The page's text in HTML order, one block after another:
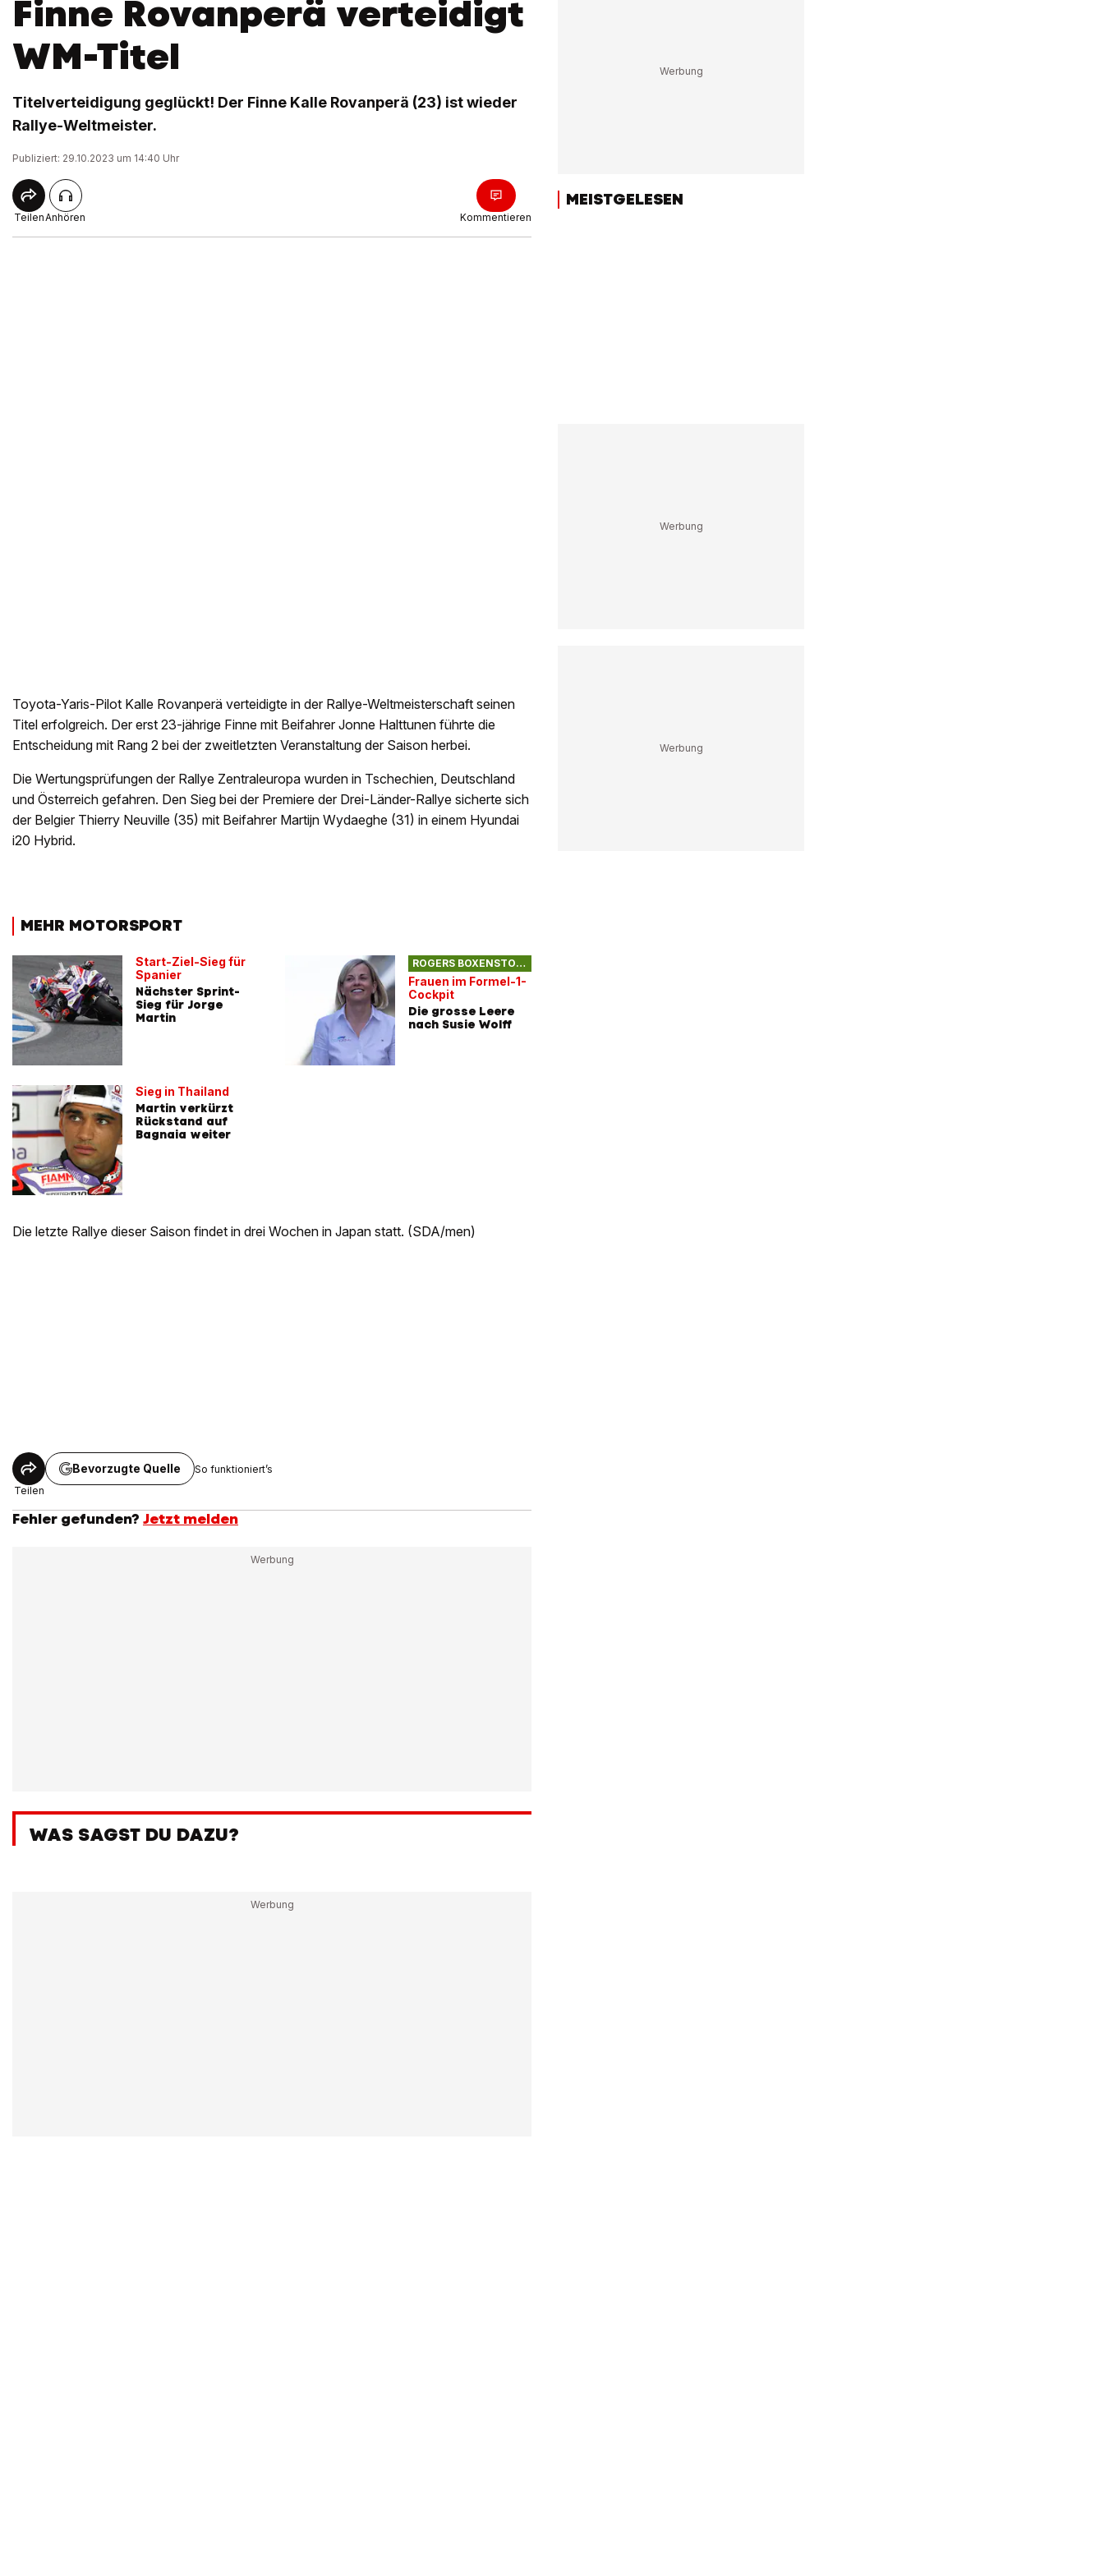
Finne Rovanperä verteidigt
WM-Titel
Titelverteidigung geglückt! Der Finne Kalle Rovanperä (23) ist wieder
Rallye-Weltmeister.
Publiziert: 29.10.2023 um 14:40 Uhr
TeilenAnhören Kommentieren
Toyota-Yaris-Pilot Kalle Rovanperä verteidigte in der Rallye-Weltmeisterschaft seinen
Titel erfolgreich. Der erst 23-jährige Finne mit Beifahrer Jonne Halttunen führte die
Entscheidung mit Rang 2 bei der zweitletzten Veranstaltung der Saison herbei.
Die Wertungsprüfungen der Rallye Zentraleuropa wurden in Tschechien, Deutschland
und Österreich gefahren. Den Sieg bei der Premiere der Drei-Länder-Rallye sicherte sich
der Belgier Thierry Neuville (35) mit Beifahrer Martijn Wydaeghe (31) in einem Hyundai
i20 Hybrid.
MEHR MOTORSPORT
Start-Ziel-Sieg für
Spanier
Nächster Sprint-
Sieg für Jorge
Martin
Sieg in Thailand
Martin verkürzt
Rückstand auf
Bagnaia weiter
ROGERS BOXENSTOPP
Frauen im Formel-1-
Cockpit
Die grosse Leere
nach Susie Wolff
Die letzte Rallye dieser Saison findet in drei Wochen in Japan statt. (SDA/men)
Teilen
Bevorzugte Quelle So funktioniert’s
Fehler gefunden? Jetzt melden
WAS SAGST DU DAZU?
MEISTGELESEN